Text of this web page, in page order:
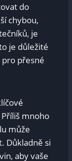
do
chybou,
je
je důležité
přesné
mnoho
může
Důkladně si
aby vaše